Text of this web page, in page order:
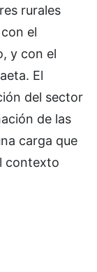
rurales
el
y con el
El
del sector
de las
carga que
contexto